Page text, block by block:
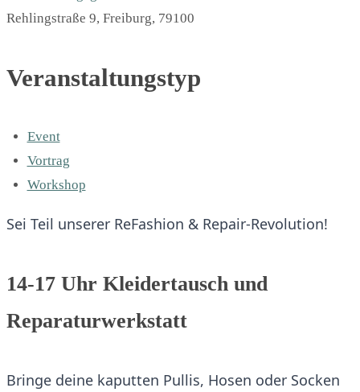
Rehlingstraße 9, Freiburg, 79100
Veranstaltungstyp
Event
Vortrag
Workshop
Sei Teil unserer ReFashion & Repair-Revolution!
14-17 Uhr Kleidertausch und
Reparaturwerkstatt
Bringe deine kaputten Pullis, Hosen oder Socken